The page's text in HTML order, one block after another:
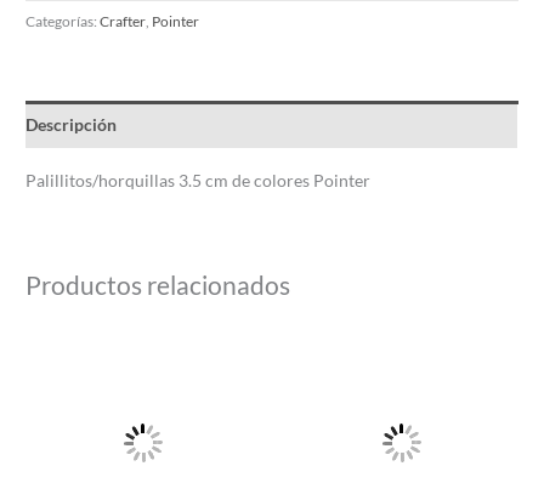
Categorías:Crafter Pointer
Descripción
Palillitos/horquillas 3.5 cm de colores Pointer
Productos relacionados